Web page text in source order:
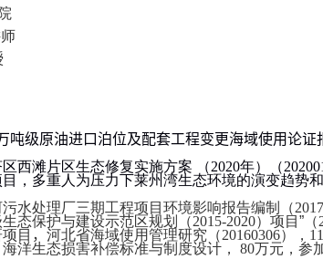
吨级原油进口泊位及配套工程变更海域使用论证
西滩片区生态修复实施方案 （2020年）（
，多重人为压力下莱州湾生态环境的演变趋势
水处理厂三期工程项目环境影响报告编制（
生态保护与建设示范区规划（2015-2020）项目”（
目 ， 河北省海域使用管理研究（20160306）， 11
洋生态损害补偿标准与制度设计， 80万元，参